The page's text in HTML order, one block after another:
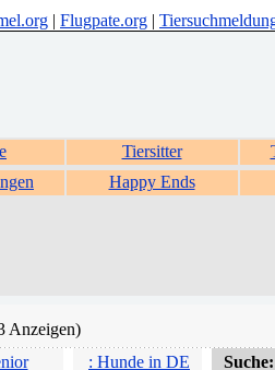
| Flugpate.org |
Tiersitter
Happy Ends
Anzeigen)
: Hunde in DE Suche: